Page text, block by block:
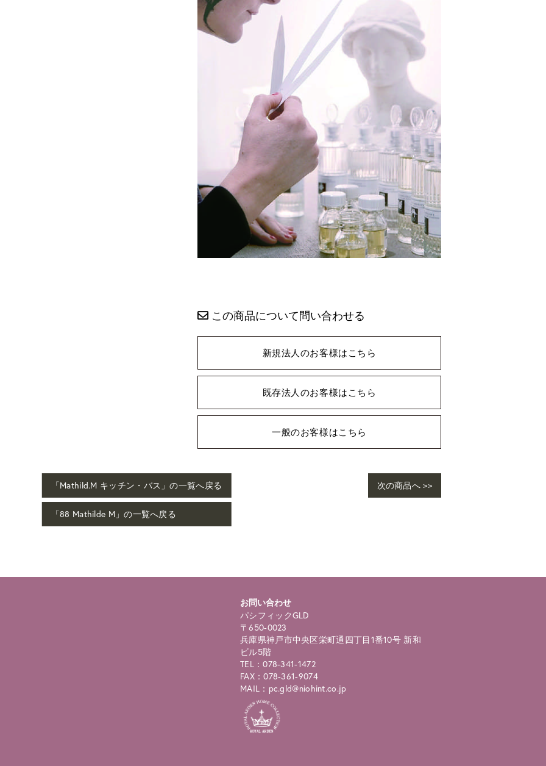
この商品について問い合わせる
新規法人のお客様はこちら
既存法人のお客様はこちら
一般のお客様はこちら
次の商品へ >>
「Mathild.M キッチン・バス」の一覧へ戻る
「88 Mathilde M」の一覧へ戻る
お問い合わせ
パシフィックGLD
〒650-0023
兵庫県神戸市中央区栄町通四丁目1番10号 新和
ビル5階
TEL：078-341-1472
FAX：078-361-9074
MAIL：pc.gld@niohint.co.jp